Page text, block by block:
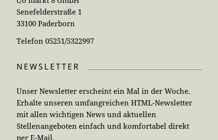
Senefelderstraße 1
33100 Paderborn
Telefon 05251/5322997
NEWSLETTER
Unser Newsletter erscheint ein Mal in der Woche.
Erhalte unseren umfangreichen HTML-Newsletter
mit allen wichtigen News und aktuellen
Stellenangeboten einfach und komfortabel direkt
per E-Mail.